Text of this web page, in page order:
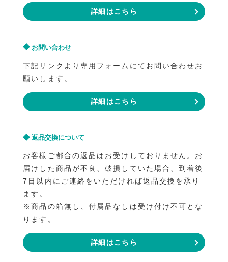
詳細はこちら
お問い合わせ
下記リンクより専用フォームにてお問い合わせお
願いします。
詳細はこちら
返品交換について
お客様ご都合の返品はお受けしておりません。お
届けした商品が不良、破損していた場合、到着後
7日以内にご連絡をいただければ返品交換を承り
ます。
※商品の箱無し、付属品なしは受け付け不可とな
ります。
詳細はこちら